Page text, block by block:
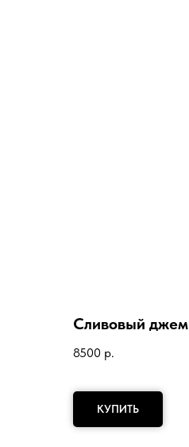
Сливовый джем
8500 р.
КУПИТЬ